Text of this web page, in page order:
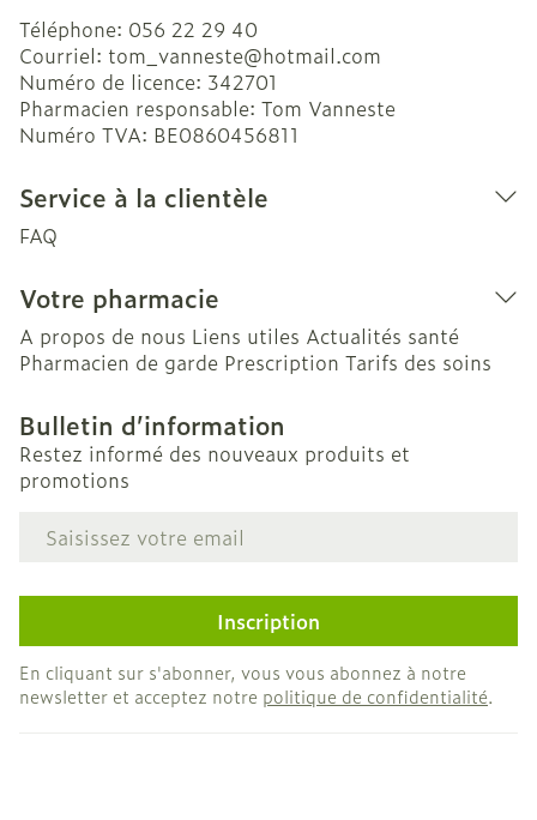
Téléphone: 056 22 29 40
Courriel: tom_vanneste@hotmail.com
Numéro de licence: 342701
Pharmacien responsable: Tom Vanneste
Numéro TVA: BE0860456811
Service à la clientèle
FAQ
Votre pharmacie
A propos de nous Liens utiles Actualités santé
Pharmacien de garde Prescription Tarifs des soins
Bulletin d’information
Restez informé des nouveaux produits et
promotions
Adresse mail
Inscription
En cliquant sur s'abonner, vous vous abonnez à notre
newsletter et acceptez notre politique de confidentialité.